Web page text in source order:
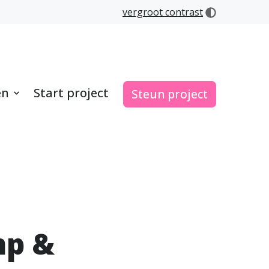
vergroot contrast
Start project Steun project
&